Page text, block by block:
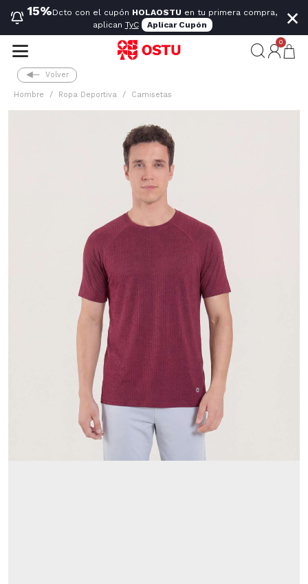
15%Dcto con el cupón HOLAOSTU en tu primera compra,
aplican TyC Aplicar Cupón ×
0
Volver
Hombre Ropa Deportiva Camisetas